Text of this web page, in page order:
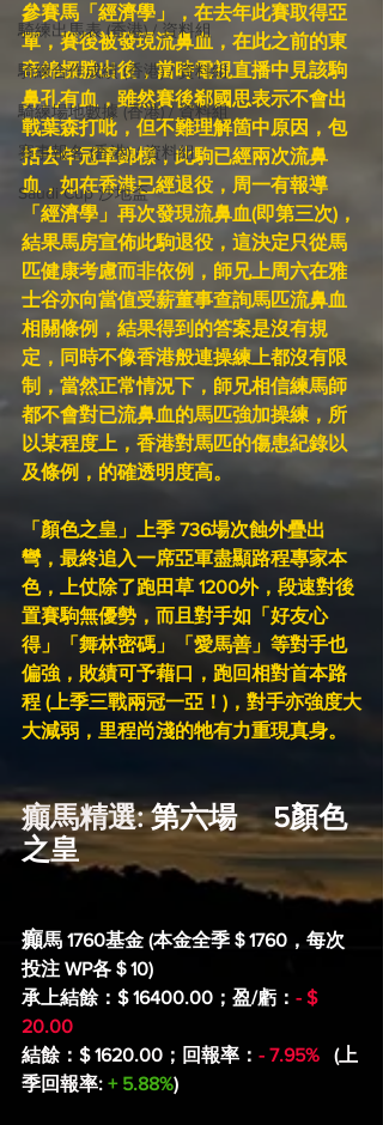
騎練出馬表 (香港) / 資料組
騎練合作成績 (香港) / 資料組
騎練場地數據 (香港) / 資料組
賽事報名 (香港) / 資料組
Saudi Cup 沙地盃
參賽馬「經濟學」，在去年此賽取得亞
軍，賽後被發現流鼻血，在此之前的東
帝錦標勝出後，當時電視直播中見該駒
鼻孔有血，雖然賽後郗國思表示不會出
戰葉森打吡，但不難理解箇中原因，包
括去年冠軍錦標，此駒已經兩次流鼻
血，如在香港已經退役，周一有報導
「經濟學」再次發現流鼻血(即第三次)，
結果馬房宣佈此駒退役，這決定只從馬
匹健康考慮而非依例，師兄上周六在雅
士谷亦向當值受薪董事查詢馬匹流鼻血
相關條例，結果得到的答案是沒有規
定，同時不像香港般連操練上都沒有限
制，當然正常情況下，師兄相信練馬師
都不會對已流鼻血的馬匹強加操練，所
以某程度上，香港對馬匹的傷患紀錄以
及條例，的確透明度高。
「顏色之皇」上季 736場次蝕外疊出
彎，最終追入一席亞軍盡顯路程專家本
色，上仗除了跑田草 1200外，段速對後
置賽駒無優勢，而且對手如「好友心
得」「舞林密碼」「愛馬善」等對手也
偏強，敗績可予藉口，跑回相對首本路
程 (上季三戰兩冠一亞！)，對手亦強度大
大減弱，里程尚淺的牠有力重現真身。
癲馬精選: 第六場     5顏色
之皇
癲馬 1760基金 (本金全季＄1760，每次
投注 WP各＄10)
承上結餘：$ 16400.00；盈/虧： - $
20.00
結餘：$ 1620.00；回報率： - 7.95%
(上
季回報率: + 5.88%)